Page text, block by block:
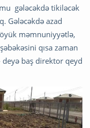
gələcəkdə tikiləcək
Gələcəkdə azad
məmnuniyyətlə,
qısa zaman
deyə baş direktor qeyd